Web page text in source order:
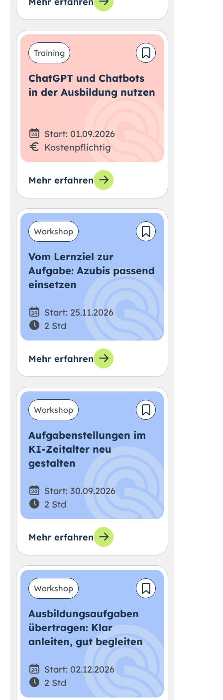
Training
ChatGPT und Chatbots
in der Ausbildung nutzen
Start: 01.09.2026
Kostenpflichtig
Mehr erfahren
Workshop
Vom Lernziel zur
Aufgabe: Azubis passend
einsetzen
Start: 25.11.2026
2 Std
Mehr erfahren
Workshop
Aufgabenstellungen im
KI-Zeitalter neu
gestalten
Start: 30.09.2026
2 Std
Mehr erfahren
Workshop
Ausbildungsaufgaben
übertragen: Klar
anleiten, gut begleiten
Start: 02.12.2026
2 Std